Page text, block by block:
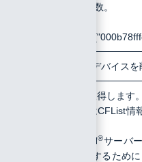
16進数。
同時に全デバイス
CFlistを取得します
このAPIはCFList
LoRaWAN®サーバ
ルバックするため